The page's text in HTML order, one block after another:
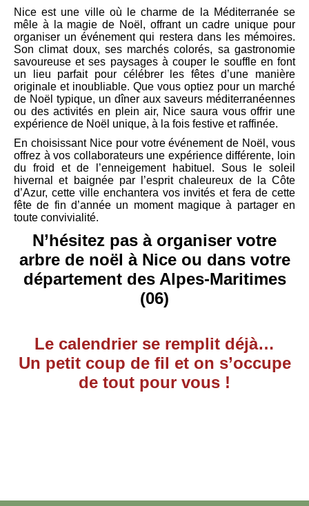
Nice est une ville où le charme de la Méditerranée se
mêle à la magie de Noël, offrant un cadre unique pour
organiser un événement qui restera dans les mémoires.
Son climat doux, ses marchés colorés, sa gastronomie
savoureuse et ses paysages à couper le souffle en font
un lieu parfait pour célébrer les fêtes d’une manière
originale et inoubliable. Que vous optiez pour un marché
de Noël typique, un dîner aux saveurs méditerranéennes
ou des activités en plein air, Nice saura vous offrir une
expérience de Noël unique, à la fois festive et raffinée.
En choisissant Nice pour votre événement de Noël, vous
offrez à vos collaborateurs une expérience différente, loin
du froid et de l’enneigement habituel. Sous le soleil
hivernal et baignée par l’esprit chaleureux de la Côte
d’Azur, cette ville enchantera vos invités et fera de cette
fête de fin d’année un moment magique à partager en
toute convivialité.
N’hésitez pas à organiser votre
arbre de noël à Nice ou dans votre
département des Alpes-Maritimes
(06)
Le calendrier se remplit déjà…
Un petit coup de fil et on s’occupe
de tout pour vous !